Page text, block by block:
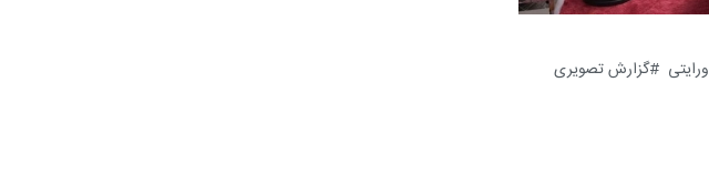
ورایتی
گزارش تصویری